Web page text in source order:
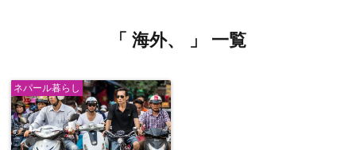
「 海外、 」 一覧
ネパール暮らし